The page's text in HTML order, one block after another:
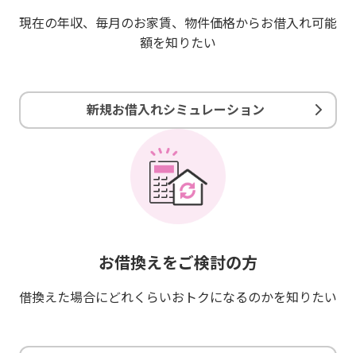
現在の年収、毎月のお家賃、物件価格からお借入れ可能
額を知りたい
新規お借入れシミュレーション
お借換えをご検討の方
借換えた場合にどれくらいおトクになるのかを知りたい